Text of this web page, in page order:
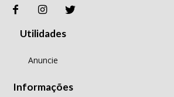
Utilidades
Anuncie
Informações